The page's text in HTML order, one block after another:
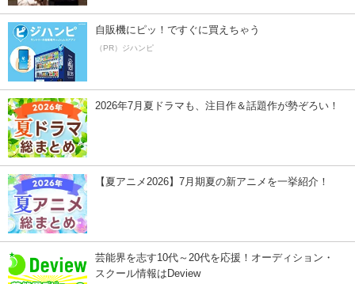
自販機にピッ！ですぐに買えちゃう
（PR）ジハンピ
2026年7月夏ドラマも、注目作＆話題作が勢ぞろい！
【夏アニメ2026】7月期夏の新アニメを一挙紹介！
芸能界を志す10代～20代を応援！オーディション・
スクール情報はDeview